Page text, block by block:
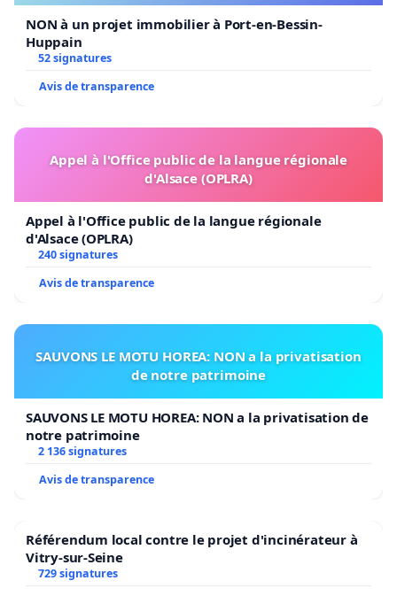
NON à un projet immobilier à Port-en-Bessin-
Huppain
52 signatures
Avis de transparence
Appel à l'Office public de la langue régionale
d'Alsace (OPLRA)
Appel à l'Office public de la langue régionale
d'Alsace (OPLRA)
240 signatures
Avis de transparence
SAUVONS LE MOTU HOREA: NON a la privatisation
de notre patrimoine
SAUVONS LE MOTU HOREA: NON a la privatisation de
notre patrimoine
2 136 signatures
Avis de transparence
Référendum local contre le projet d'incinérateur à
Vitry-sur-Seine
729 signatures